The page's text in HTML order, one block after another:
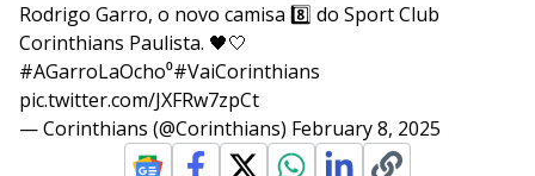
Rodrigo Garro, o novo camisa 8️⃣ do Sport Club
Corinthians Paulista. 🖤🤍
#AGarroLaOcho⁰#VaiCorinthians
pic.twitter.com/JXFRw7zpCt
— Corinthians (@Corinthians) February 8, 2025